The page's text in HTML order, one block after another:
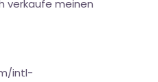
verkaufe meinen
intl-